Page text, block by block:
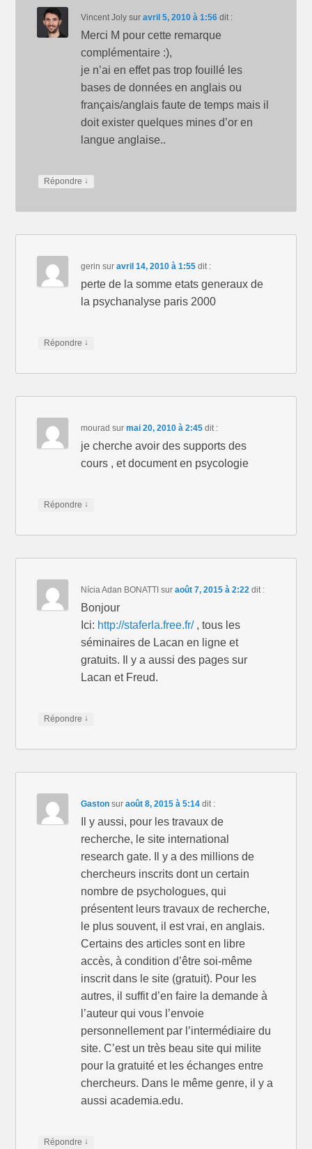
Vincent Joly suravril 5, 2010 à 1:56dit :
Merci M pour cette remarque
complémentaire :),
je n’ai en effet pas trop fouillé les
bases de données en anglais ou
français/anglais faute de temps mais il
doit exister quelques mines d’or en
langue anglaise..
Répondre ↓
gerin suravril 14, 2010 à 1:55dit :
perte de la somme etats generaux de
la psychanalyse paris 2000
Répondre ↓
mourad surmai 20, 2010 à 2:45dit :
je cherche avoir des supports des
cours , et document en psycologie
Répondre ↓
Nícia Adan BONATTI suraoût 7, 2015 à 2:22dit :
Bonjour
Ici: http://staferla.free.fr/, tous les
séminaires de Lacan en ligne et
gratuits. Il y a aussi des pages sur
Lacan et Freud.
Répondre ↓
Gaston suraoût 8, 2015 à 5:14dit :
Il y aussi, pour les travaux de
recherche, le site international
research gate. Il y a des millions de
chercheurs inscrits dont un certain
nombre de psychologues, qui
présentent leurs travaux de recherche,
le plus souvent, il est vrai, en anglais.
Certains des articles sont en libre
accès, à condition d’être soi-même
inscrit dans le site (gratuit). Pour les
autres, il suffit d’en faire la demande à
l’auteur qui vous l’envoie
personnellement par l’intermédiaire du
site. C’est un très beau site qui milite
pour la gratuité et les échanges entre
chercheurs. Dans le même genre, il y a
aussi academia.edu.
Répondre ↓